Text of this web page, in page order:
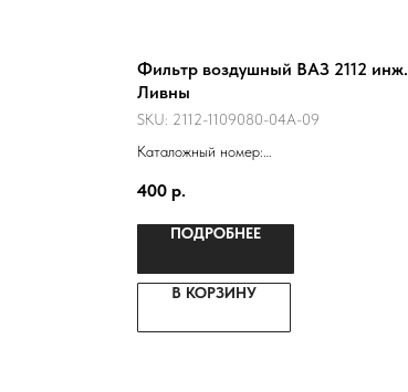
Фильтр воздушный ВАЗ 2112 инж.
Ливны
SKU: 2112-1109080-04А-09
Каталожный номер:
2112-1109080
400 р.
ПОДРОБНЕЕ
В КОРЗИНУ